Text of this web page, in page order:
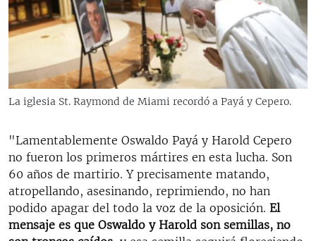
La iglesia St. Raymond de Miami recordó a Payá y Cepero.
"Lamentablemente Oswaldo Payá y Harold Cepero
no fueron los primeros mártires en esta lucha. Son
60 años de martirio. Y precisamente matando,
atropellando, asesinando, reprimiendo, no han
podido apagar del todo la voz de la oposición. El
mensaje es que Oswaldo y Harold son semillas, no